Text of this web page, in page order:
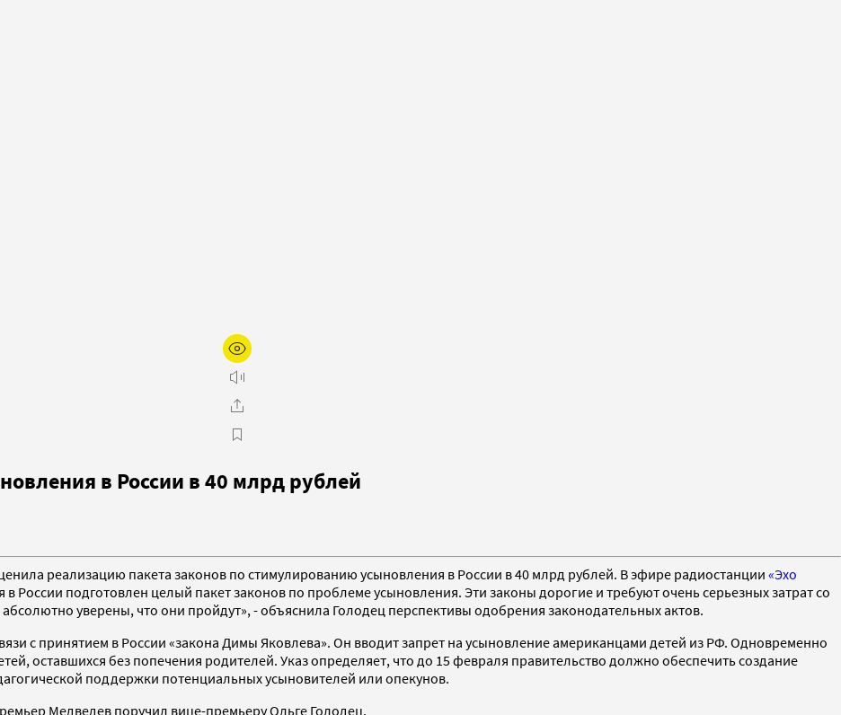
в России в 40 млрд рублей
реализацию пакета законов по стимулированию усыновления в России в 40 млрд рублей. В эфире радиостанции «Эхо
в России подготовлен целый пакет законов по проблеме усыновления. Эти законы дорогие и требуют очень серьезных затрат со
уверены, что они пройдут», - объяснила Голодец перспективы одобрения законодательных актов.
с принятием в России «закона Димы Яковлева». Он вводит запрет на усыновление американцами детей из РФ. Одновременно
оставшихся без попечения родителей. Указ определяет, что до 15 февраля правительство должно обеспечить создание
поддержки потенциальных усыновителей или опекунов.
Медведев поручил вице-премьеру Ольге Голодец.